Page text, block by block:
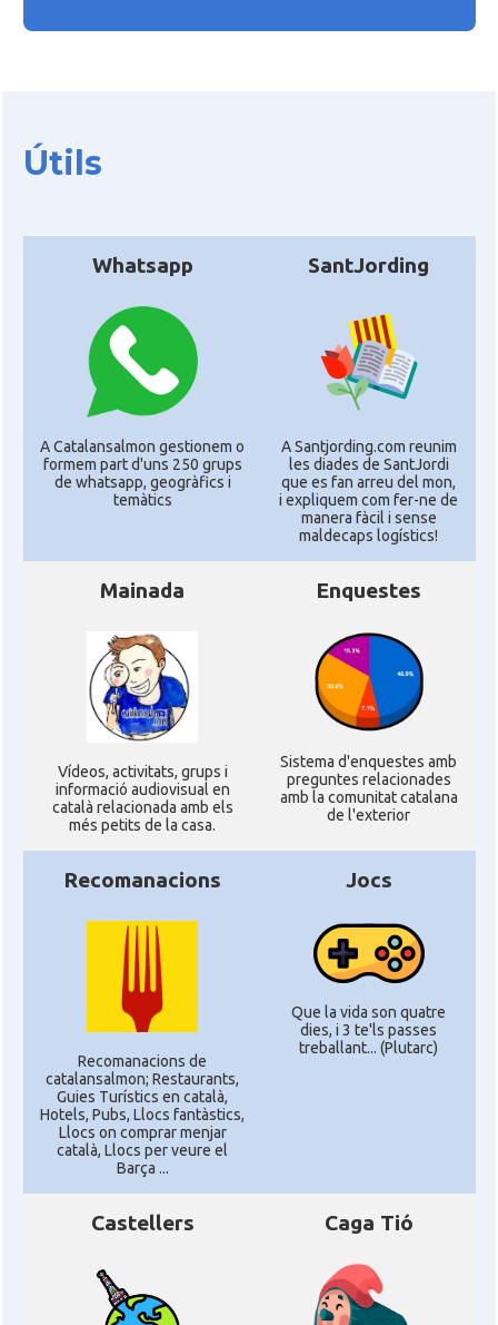
Útils
Whatsapp
A Catalansalmon gestionem o
formem part d'uns 250 grups
de whatsapp, geogràfics i
temàtics
SantJording
A Santjording.com reunim
les diades de SantJordi
que es fan arreu del mon,
i expliquem com fer-ne de
manera fàcil i sense
maldecaps logí­stics!
Mainada
Ví­deos, activitats, grups i
informació audiovisual en
català relacionada amb els
més petits de la casa.
Enquestes
Sistema d'enquestes amb
preguntes relacionades
amb la comunitat catalana
de l'exterior
Recomanacions
Recomanacions de
catalansalmon; Restaurants,
Guies Turístics en català,
Hotels, Pubs, Llocs fantàstics,
Llocs on comprar menjar
català, Llocs per veure el
Barça ...
Jocs
Que la vida son quatre
dies, i 3 te'ls passes
treballant... (Plutarc)
Castellers Caga Tió